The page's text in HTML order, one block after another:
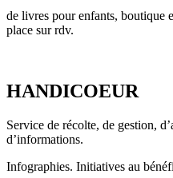
de livres pour enfants, boutique
place sur rdv.
HANDICOEUR
Service de récolte, de gestion,
d’informations.
Infographies. Initiatives au